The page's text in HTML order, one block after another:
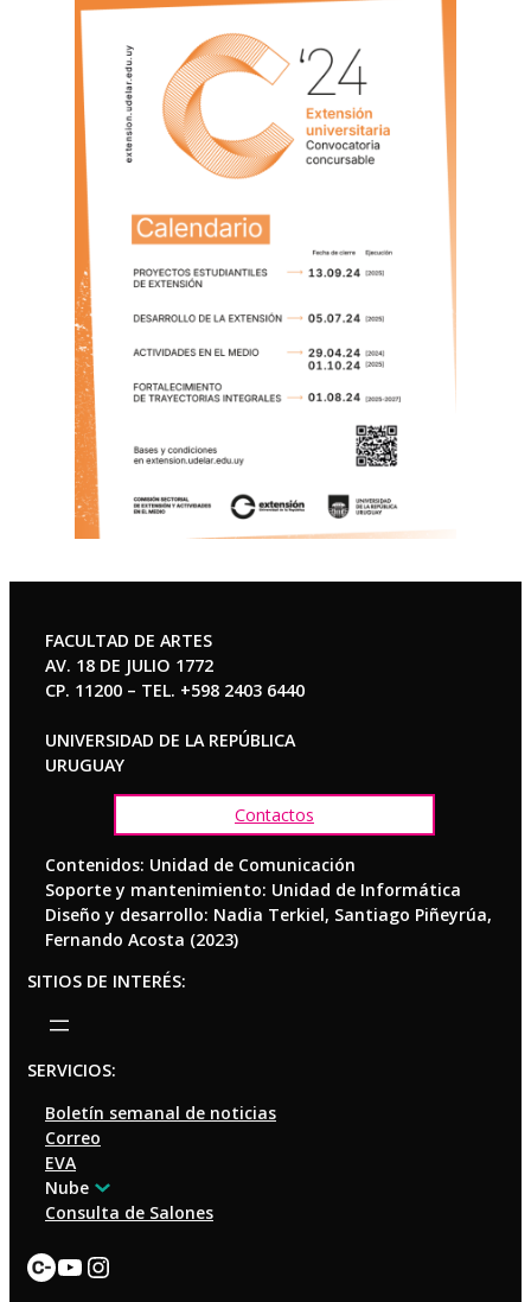
FACULTAD DE ARTES
AV. 18 DE JULIO 1772
CP. 11200 – TEL. +598 2403 6440
UNIVERSIDAD DE LA REPÚBLICA
URUGUAY
Contactos
Contenidos: Unidad de Comunicación
Soporte y mantenimiento: Unidad de Informática
Diseño y desarrollo: Nadia Terkiel, Santiago Piñeyrúa,
Fernando Acosta (2023)
SITIOS DE INTERÉS:
SERVICIOS:
Boletín semanal de noticias
Correo
EVA
Nube
Consulta de Salones
Enlace
YouTube
Instagram